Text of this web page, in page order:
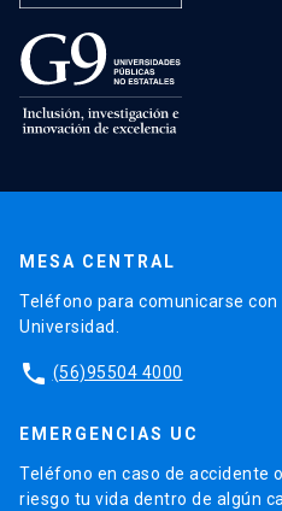
MESA CENTRAL
Teléfono para comunicarse
Universidad.
phone (56)95504 4000
EMERGENCIAS UC
Teléfono en caso de accidente
riesgo tu vida dentro de algún